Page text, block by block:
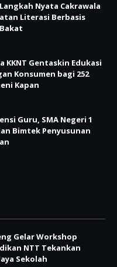
Nyata Cakrawala
Literasi Berbasis
KKNT Gentaskin Edukasi
Konsumen bagi 252
Kapan
Guru, SMA Negeri 1
Bimtek Penyusunan
Gelar Workshop
NTT Tekankan
Sekolah